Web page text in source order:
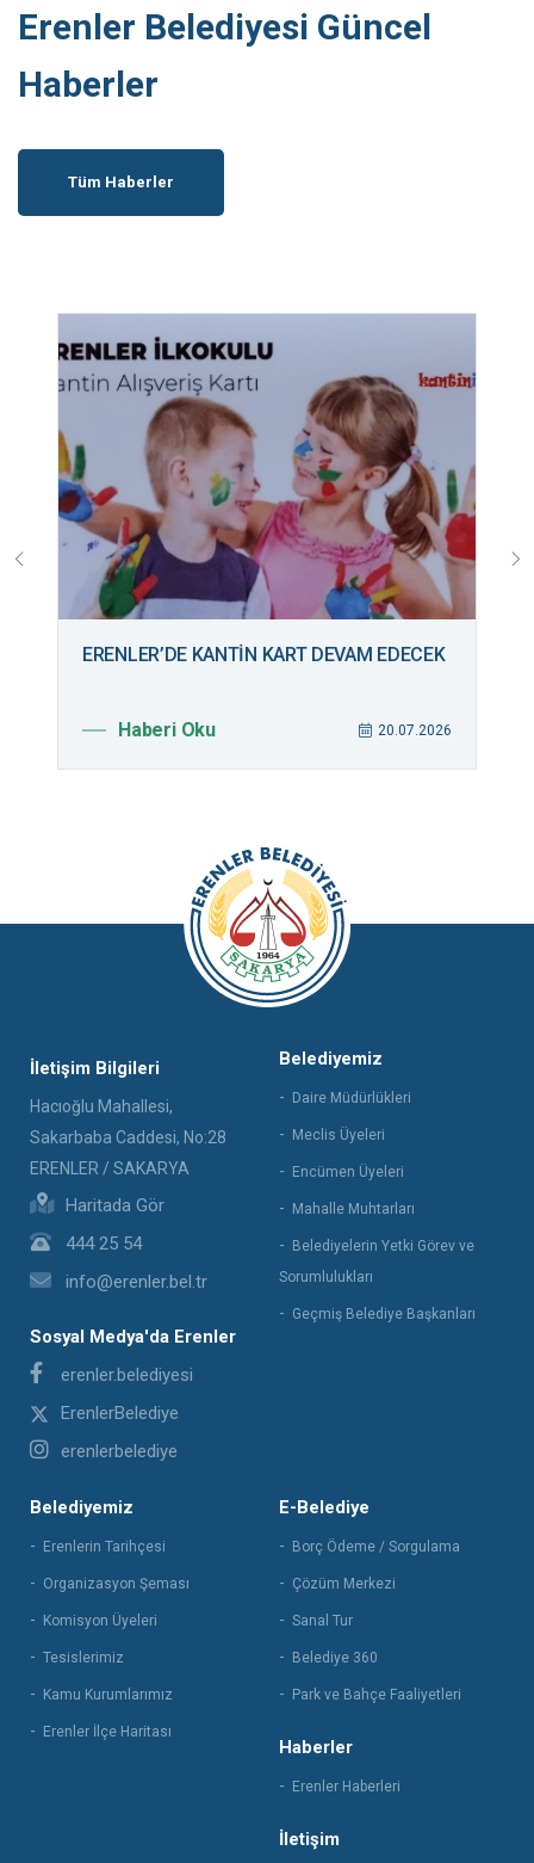
Erenler Belediyesi Güncel
Haberler
Tüm Haberler
ERENLER’DE KANTİN KART DEVAM EDECEK
Haberi Oku 20.07.2026
İletişim Bilgileri
Hacıoğlu Mahallesi,
Sakarbaba Caddesi, No:28
ERENLER / SAKARYA
Haritada Gör
444 25 54
info@erenler.bel.tr
Sosyal Medya'da Erenler
erenler.belediyesi
ErenlerBelediye
erenlerbelediye
Belediyemiz
Daire Müdürlükleri
Meclis Üyeleri
Encümen Üyeleri
Mahalle Muhtarları
Belediyelerin Yetki Görev ve
Sorumlulukları
Geçmiş Belediye Başkanları
Belediyemiz
Erenlerin Tarihçesi
Organizasyon Şeması
Komisyon Üyeleri
Tesislerimiz
Kamu Kurumlarımız
Erenler İlçe Haritası
E-Belediye
Borç Ödeme / Sorgulama
Çözüm Merkezi
Sanal Tur
Belediye 360
Park ve Bahçe Faaliyetleri
Haberler
Erenler Haberleri
İletişim